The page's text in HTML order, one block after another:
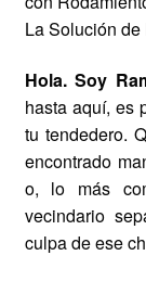
La Solución de
Hola. Soy
hasta aquí, es
tu tendedero.
encontrado
o, lo más
vecindario
culpa de ese